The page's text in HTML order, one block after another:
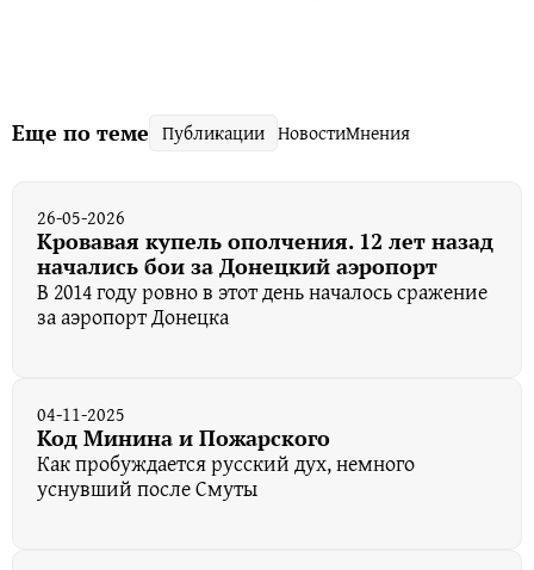
Еще по теме Публикации НовостиМнения
26-05-2026
Кровавая купель ополчения. 12 лет назад
начались бои за Донецкий аэропорт
В 2014 году ровно в этот день началось сражение
за аэропорт Донецка
04-11-2025
Код Минина и Пожарского
Как пробуждается русский дух, немного
уснувший после Смуты